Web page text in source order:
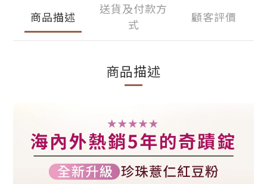
商品描述
送貨及付款方
式
顧客評價
商品描述